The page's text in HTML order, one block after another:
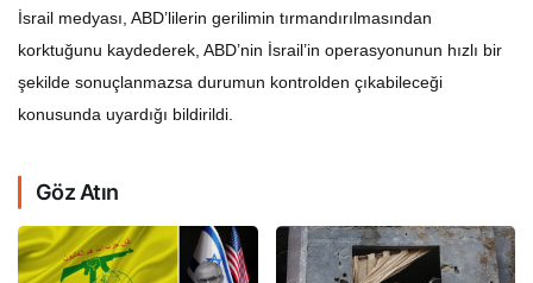
İsrail medyası, ABD’lilerin gerilimin tırmandırılmasından
korktuğunu kaydederek, ABD’nin İsrail’in operasyonunun hızlı bir
şekilde sonuçlanmazsa durumun kontrolden çıkabileceği
konusunda uyardığı bildirildi.
Göz Atın